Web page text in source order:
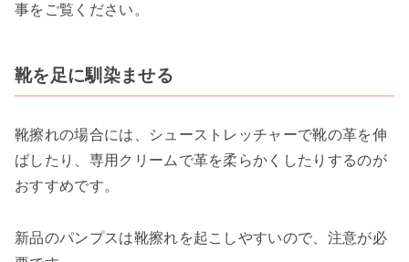
事をご覧ください。
靴を足に馴染ませる
靴擦れの場合には、シューストレッチャーで靴の革を伸
ばしたり、専用クリームで革を柔らかくしたりするのが
おすすめです。
新品のパンプスは靴擦れを起こしやすいので、注意が必